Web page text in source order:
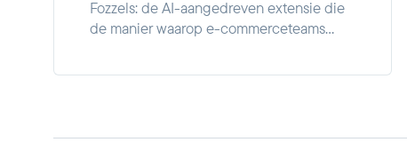
Fozzels: de AI-aangedreven extensie die
de manier waarop e-commerceteams
volledig verandert. Automatiseer